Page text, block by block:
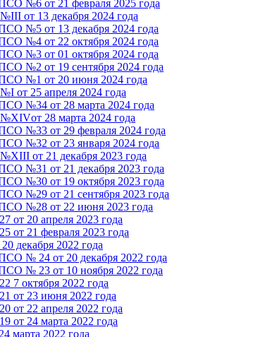
№6 от 21 февраля 2025 года
от 13 декабря 2024 года
№5 от 13 декабря 2024 года
№4 от 22 октября 2024 года
№3 от 01 октября 2024 года
№2 от 19 сентября 2024 года
№1 от 20 июня 2024 года
от 25 апреля 2024 года
№34 от 28 марта 2024 года
28 марта 2024 года
№33 от 29 февраля 2024 года
№32 от 23 января 2024 года
от 21 декабря 2023 года
№31 от 21 декабря 2023 года
№30 от 19 октября 2023 года
№29 от 21 сентября 2023 года
№28 от 22 июня 2023 года
от 20 апреля 2023 года
от 21 февраля 2023 года
декабря 2022 года
№ 24 от 20 декабря 2022 года
№ 23 от 10 ноября 2022 года
7 октября 2022 года
от 23 июня 2022 года
от 22 апреля 2022 года
от 24 марта 2022 года
марта 2022 года